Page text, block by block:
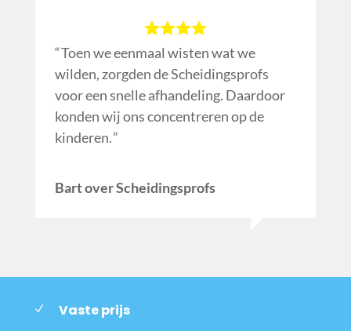
Toen we eenmaal wisten wat we
wilden, zorgden de Scheidingsprofs
voor een snelle afhandeling. Daardoor
konden wij ons concentreren op de
kinderen.
Bart over Scheidingsprofs
Vaste prijs